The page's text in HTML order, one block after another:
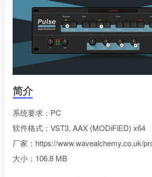
简介
系统要求：PC
软件格式：VST3, AAX (MODiFiED) x64
厂家：https://www.wavealchemy.co.uk/
大小：106.8 MB